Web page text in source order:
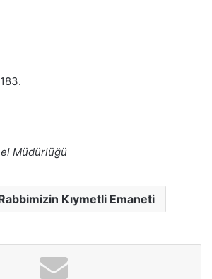
Müdürlüğü
Kıymetli Emaneti